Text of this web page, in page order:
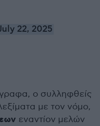
22, 2025
ο συλληφθείς
με τον νόμο,
εναντίον μελών